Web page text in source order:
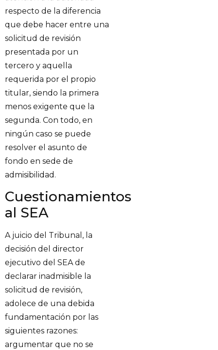
respecto de la diferencia
que debe hacer entre una
solicitud de revisión
presentada por un
tercero y aquella
requerida por el propio
titular, siendo la primera
menos exigente que la
segunda. Con todo, en
ningún caso se puede
resolver el asunto de
fondo en sede de
admisibilidad.
Cuestionamientos
al SEA
A juicio del Tribunal, la
decisión del director
ejecutivo del SEA de
declarar inadmisible la
solicitud de revisión,
adolece de una debida
fundamentación por las
siguientes razones:
argumentar que no se